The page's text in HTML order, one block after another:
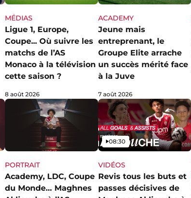
MÉDIAS
Ligue 1, Europe,
Coupe... Où suivre les
matchs de l’AS
Monaco à la télévision
cette saison ?
8 août 2026
ACADEMY
Jeune mais
entreprenant, le
Groupe Elite arrache
un succès mérité face
à la Juve
7 août 2026
PORTRAIT
Academy, LDC, Coupe
du Monde… Maghnes
VIDÉOS
Revis tous les buts et
passes décisives de
Vidéo
08:30